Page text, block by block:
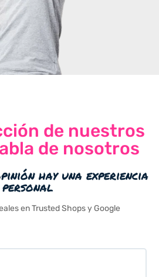
de nuestros
de nosotros
hay una experiencia
personal
en Trusted Shops y Google